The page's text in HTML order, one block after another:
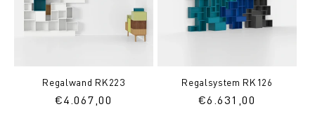
Regalwand RK223
Normaler
€4.067,00
Regalsystem RK126
Normaler
€6.631,00